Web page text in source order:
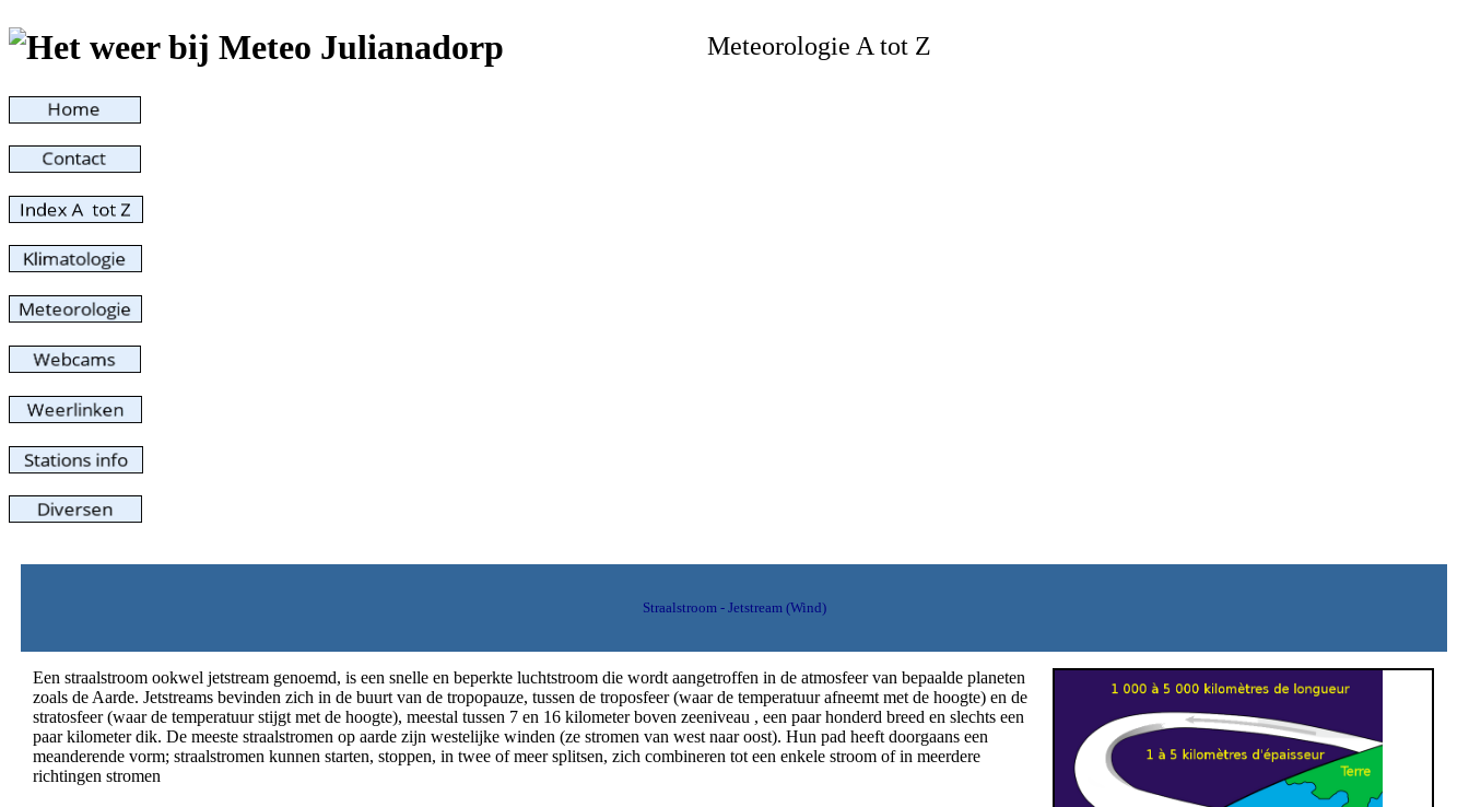
Meteorologie A tot Z
Straalstroom - Jetstream (Wind)
Een straalstroom ookwel jetstream genoemd, is een snelle en beperkte luchtstroom die wordt aangetroffen in de atmosfeer van bepaalde planeten
zoals de Aarde. Jetstreams bevinden zich in de buurt van de tropopauze, tussen de troposfeer (waar de temperatuur afneemt met de hoogte) en de
stratosfeer (waar de temperatuur stijgt met de hoogte), meestal tussen 7 en 16 kilometer boven zeeniveau , een paar honderd breed en slechts een
paar kilometer dik. De meeste straalstromen op aarde zijn westelijke winden (ze stromen van west naar oost). Hun pad heeft doorgaans een
meanderende vorm; straalstromen kunnen starten, stoppen, in twee of meer splitsen, zich combineren tot een enkele stroom of in meerdere
richtingen stromen